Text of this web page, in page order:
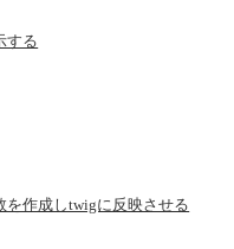
する
を作成しtwigに反映させる